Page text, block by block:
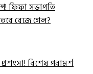
ফিফা সভাপতি
বেজে গেল?
বিশেষ পরামর্শ